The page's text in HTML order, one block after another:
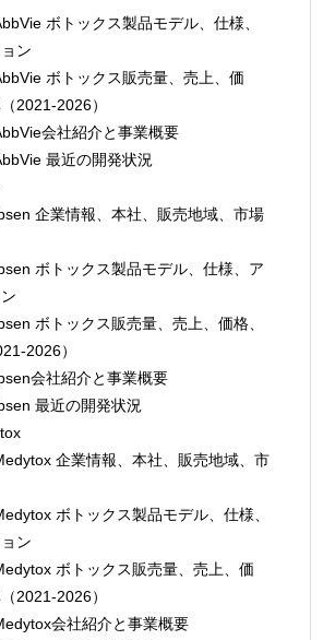
ン
2021-2026）
AbbVie会社紹介と事業概要
AbbVie 最近の開発状況
2026）
Ipsen会社紹介と事業概要
Ipsen 最近の開発状況
ン
2021-2026）
Medytox会社紹介と事業概要